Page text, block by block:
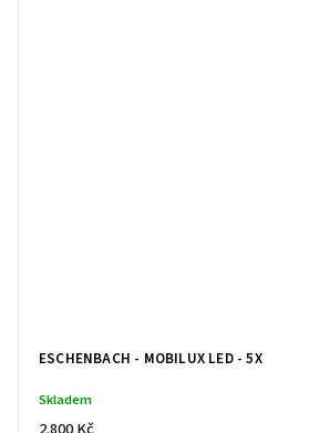
ESCHENBACH - MOBILUX LED - 5X
Skladem